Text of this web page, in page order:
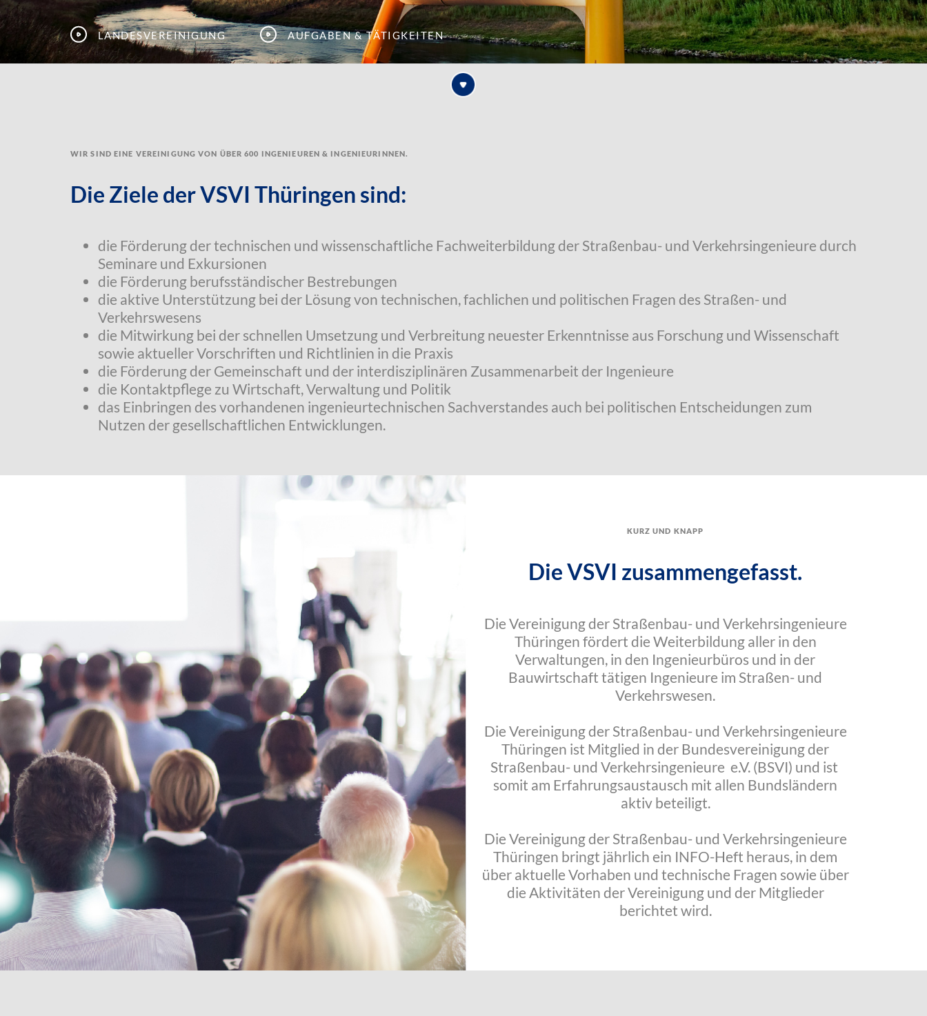
Landesvereinigung Aufgaben & Tätigkeiten
Wir sind eine Vereinigung von über 600 Ingenieuren & Ingenieurinnen.
Die Ziele der VSVI Thüringen sind:
die Förderung der technischen und wissenschaftliche Fachweiterbildung der Straßenbau- und Verkehrsingenieure durch
Seminare und Exkursionen
die Förderung berufsständischer Bestrebungen
die aktive Unterstützung bei der Lösung von technischen, fachlichen und politischen Fragen des Straßen- und
Verkehrswesens
die Mitwirkung bei der schnellen Umsetzung und Verbreitung neuester Erkenntnisse aus Forschung und Wissenschaft
sowie aktueller Vorschriften und Richtlinien in die Praxis
die Förderung der Gemeinschaft und der interdisziplinären Zusammenarbeit der Ingenieure
die Kontaktpflege zu Wirtschaft, Verwaltung und Politik
das Einbringen des vorhandenen ingenieurtechnischen Sachverstandes auch bei politischen Entscheidungen zum
Nutzen der gesellschaftlichen Entwicklungen.
kurz und knapp
Die VSVI zusammengefasst.
Die Vereinigung der Straßenbau- und Verkehrsingenieure
Thüringen fördert die Weiterbildung aller in den
Verwaltungen, in den Ingenieurbüros und in der
Bauwirtschaft tätigen Ingenieure im Straßen- und
Verkehrswesen.
Die Vereinigung der Straßenbau- und Verkehrsingenieure
Thüringen ist Mitglied in der Bundesvereinigung der
Straßenbau- und Verkehrsingenieure e.V. (BSVI) und ist
somit am Erfahrungsaustausch mit allen Bundsländern
aktiv beteiligt.
Die Vereinigung der Straßenbau- und Verkehrsingenieure
Thüringen bringt jährlich ein INFO-Heft heraus, in dem
über aktuelle Vorhaben und technische Fragen sowie über
die Aktivitäten der Vereinigung und der Mitglieder
berichtet wird.